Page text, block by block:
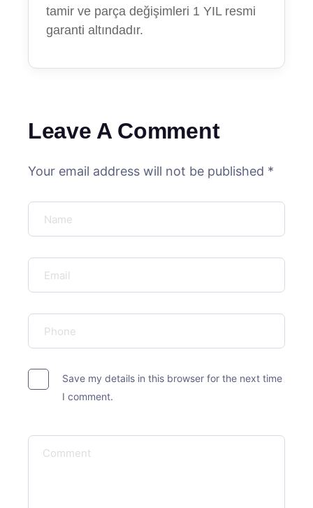
tamir ve parça değişimleri 1 YIL resmi
garanti altındadır.
Leave A Comment
Your email address will not be published *
Save my details in this browser for the next time
I comment.